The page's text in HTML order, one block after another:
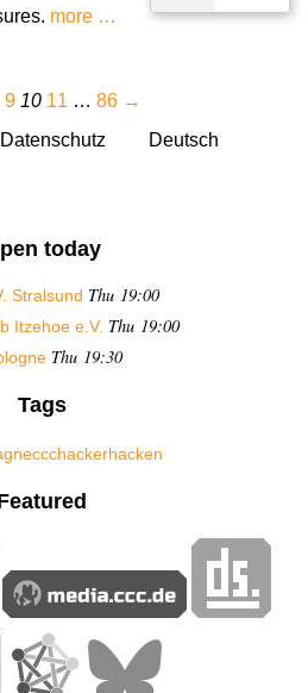
more …
9 10 11 … 86 →
Datenschutz Deutsch
today
Stralsund Thu 19:00
Itzehoe e.V. Thu 19:00
Thu 19:30
Tags
ccchackerhacken